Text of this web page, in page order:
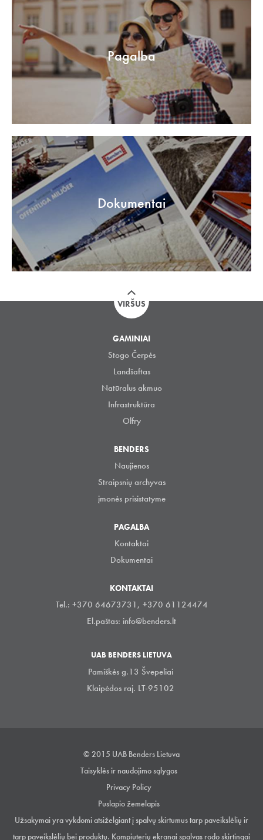
Pagalba
Dokumentai
VIRŠUS
GAMINIAI
Stogo Čerpės
Landšaftas
Natūralus akmuo
Infrastruktūra
Olfry
BENDERS
Naujienos
Straipsnių archyvas
įmonės prisistatyme
PAGALBA
Kontaktai
Dokumentai
KONTAKTAI
Tel.: +370 64673731, +370 61124474
El.paštas: info@benders.lt
UAB BENDERS LIETUVA
Pamiškės g.13 Švepeliai
Klaipėdos raj. LT-95102
© 2015 UAB Benders Lietuva
Taisyklės ir naudojimo sąlygos
Privacy Policy
Puslapio žemelapis
Užsakymai yra vykdomi atsiželgiant į spalvų skirtumus tarp paveikslėlių ir
tarp paveikslėlių bei produktų. Kompiuterių ekranai spalvas rodo skirtingai